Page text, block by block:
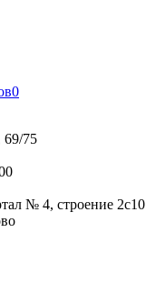
0
69/75
№ 4, строение 2с10